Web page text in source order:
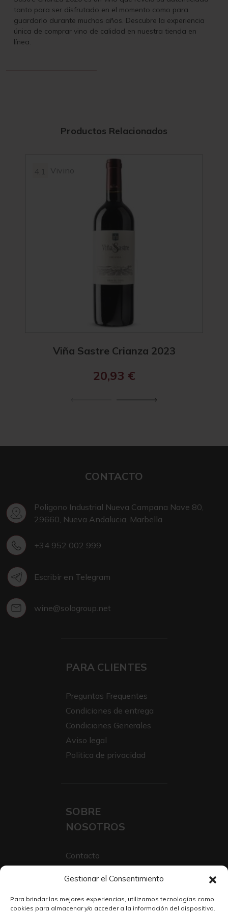
Gestionar el Consentimiento
Para brindar las mejores experiencias, utilizamos tecnologías como
cookies para almacenar y/o acceder a la información del dispositivo.
tanto para ser disfrutado en el momento como para
guardarlo durante muchos años. Descubre la experiencia
única de comprar vino de calidad en nuestra tienda en
línea.
Productos Relacionados
Vivino
Viña Sastre Crianza 2023
20,93 €
CONTACTO
Poligono Industrial Nueva Campana Nave 80,
29660, Nueva Andalucia, Marbella
+34 952 002 999
Escribir en Telegram
wine@sologroup.net
PARA CLIENTES
Preguntas Frequentes
Condiciones de entrega
Condiciones Generales
Aviso legal
Politica de privacidad
SOBRE
NOSOTROS
Contacto